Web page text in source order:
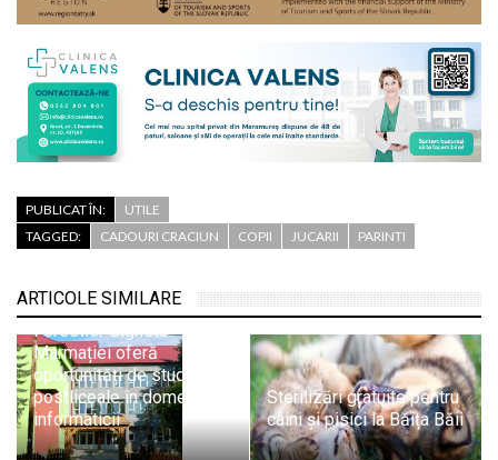
PUBLICAT ÎN:
UTILE
TAGGED:
CADOURI CRACIUN COPII JUCARII PARINTI
ARTICOLE SIMILARE
Liceul Tehnologic
Forestier Sighetu
Marmației oferă
oportunități de studii
postliceale în domeniul
informaticii
Sterilizări gratuite pentru
câini și pisici la Băița Băii